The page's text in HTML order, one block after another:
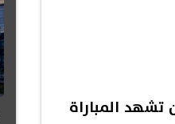
تشهد المباراة